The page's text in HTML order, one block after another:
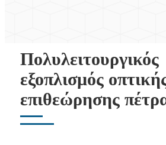
Πολυλειτουργικός
εξοπλισμός
επιθεώρησης